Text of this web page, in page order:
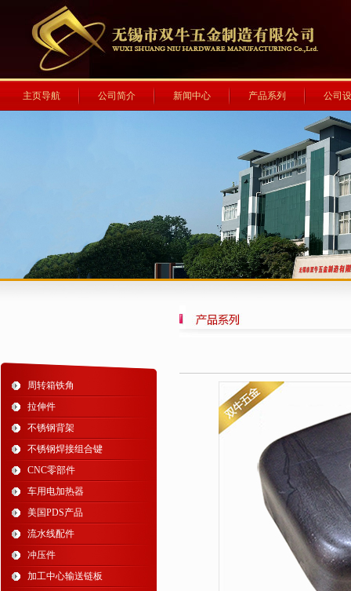
主页导航 公司简介 新闻中心 产品系列 公司
周转箱铁角
拉伸件
不锈钢背架
不锈钢焊接组合键
CNC零部件
车用电加热器
美国PDS产品
流水线配件
冲压件
加工中心输送链板